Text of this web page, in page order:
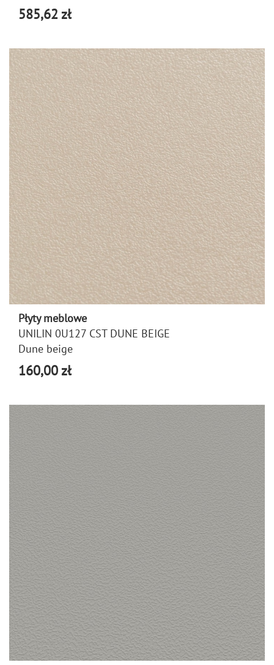
585,62 zł
Płyty meblowe
UNILIN 0U127 CST DUNE BEIGE
Dune beige
160,00 zł